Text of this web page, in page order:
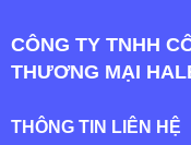
CÔNG TY TNHH
THƯƠNG MẠI
THÔNG TIN LIÊN HỆ